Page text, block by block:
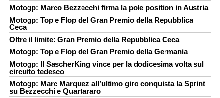
Motogp: Marco Bezzecchi firma la pole position in Austria
Motogp: Top e Flop del Gran Premio della Repubblica
Ceca
Oltre il limite: Gran Premio della Repubblica Ceca
Motogp: Top e Flop del Gran Premio della Germania
Motogp: Il SascherKing vince per la dodicesima volta sul
circuito tedesco
Motogp: Marc Marquez all’ultimo giro conquista la Sprint
su Bezzecchi e Quartararo